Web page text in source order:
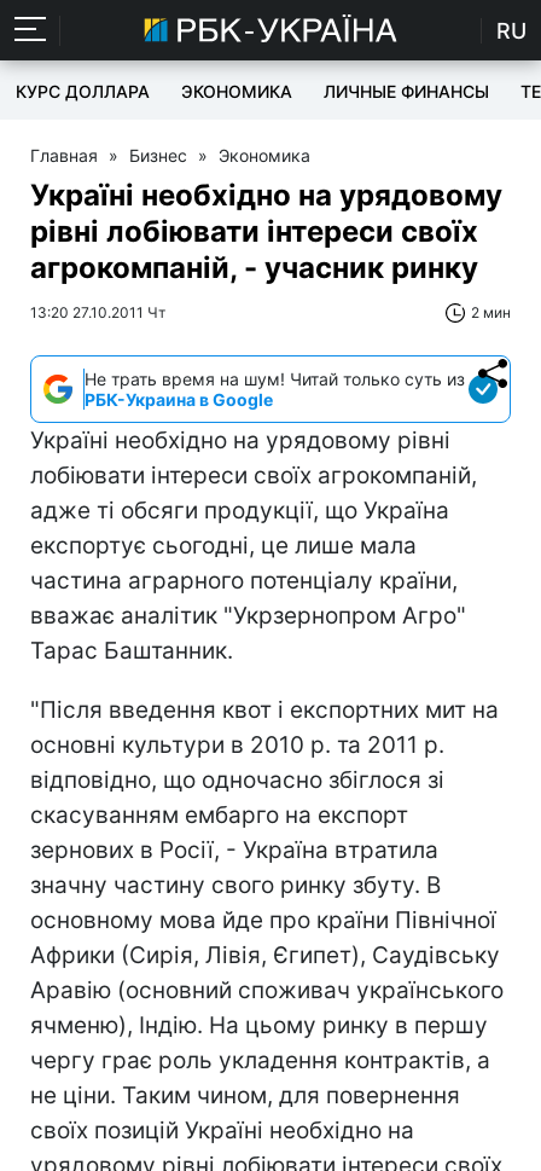
RU
КУРС ДОЛЛАРА ЭКОНОМИКА ЛИЧНЫЕ ФИНАНСЫ
Главная » Бизнес » Экономика
Україні необхідно на урядовому
рівні лобіювати інтереси своїх
агрокомпаній, - учасник ринку
13:20 27.10.2011 Чт 2 мин
Не трать время на шум! Читай только суть из
РБК-Украина в Google
Україні необхідно на урядовому рівні
лобіювати інтереси своїх агрокомпаній,
адже ті обсяги продукції, що Україна
експортує сьогодні, це лише мала
частина аграрного потенціалу країни,
вважає аналітик "Укрзернопром Агро"
Тарас Баштанник.
"Після введення квот і експортних мит на
основні культури в 2010 р. та 2011 р.
відповідно, що одночасно збіглося зі
скасуванням ембарго на експорт
зернових в Росії, - Україна втратила
значну частину свого ринку збуту. В
основному мова йде про країни Північної
Африки (Сирія, Лівія, Єгипет), Саудівську
Аравію (основний споживач українського
ячменю), Індію. На цьому ринку в першу
чергу грає роль укладення контрактів, а
не ціни. Таким чином, для повернення
своїх позицій Україні необхідно на